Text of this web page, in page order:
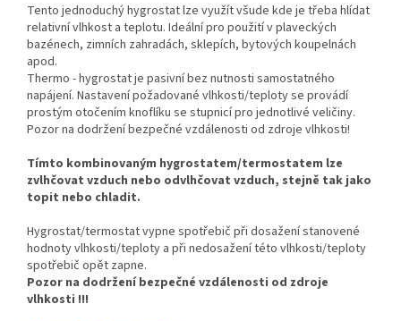
Tento jednoduchý hygrostat lze využít všude kde je třeba hlídat
relativní vlhkost a teplotu. Ideální pro použití v plaveckých
bazénech, zimních zahradách, sklepích, bytových koupelnách
apod.
Thermo - hygrostat je pasivní bez nutnosti samostatného
napájení. Nastavení požadované vlhkosti/teploty se provádí
prostým otočením knoflíku se stupnicí pro jednotlivé veličiny.
Pozor na dodržení bezpečné vzdálenosti od zdroje vlhkosti!
Tímto kombinovaným hygrostatem/termostatem lze
zvlhčovat vzduch nebo odvlhčovat vzduch, stejně tak jako
topit nebo chladit.
Hygrostat/termostat vypne spotřebič při dosažení stanovené
hodnoty vlhkosti/teploty a při nedosažení této vlhkosti/teploty
spotřebič opět zapne.
Pozor na dodržení bezpečné vzdálenosti od zdroje
vlhkosti !!!